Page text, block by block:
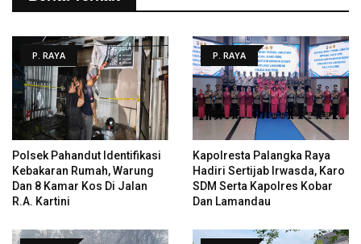
P. RAYA
Polsek Pahandut Identifikasi
Kebakaran Rumah, Warung
Dan 8 Kamar Kos Di Jalan
R.A. Kartini
P. RAYA
Kapolresta Palangka Raya
Hadiri Sertijab Irwasda, Karo
SDM Serta Kapolres Kobar
Dan Lamandau